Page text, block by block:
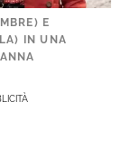
E
IN UNA